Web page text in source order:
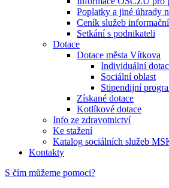
Poplatky a jiné úhrady
Ceník služeb
Setkání s podnikateli
Dotace
Dotace města Vítkova
Individuální
Sociální oblast
Stipendijní
Získané dotace
Kotlíkové dotace
Info ze zdravotnictví
Ke stažení
Katalog sociálních služeb
Kontakty
S čím můžeme pomoci?